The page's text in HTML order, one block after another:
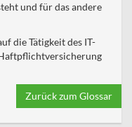
und für das andere
die Tätigkeit des IT-
Zurück zum Glossar